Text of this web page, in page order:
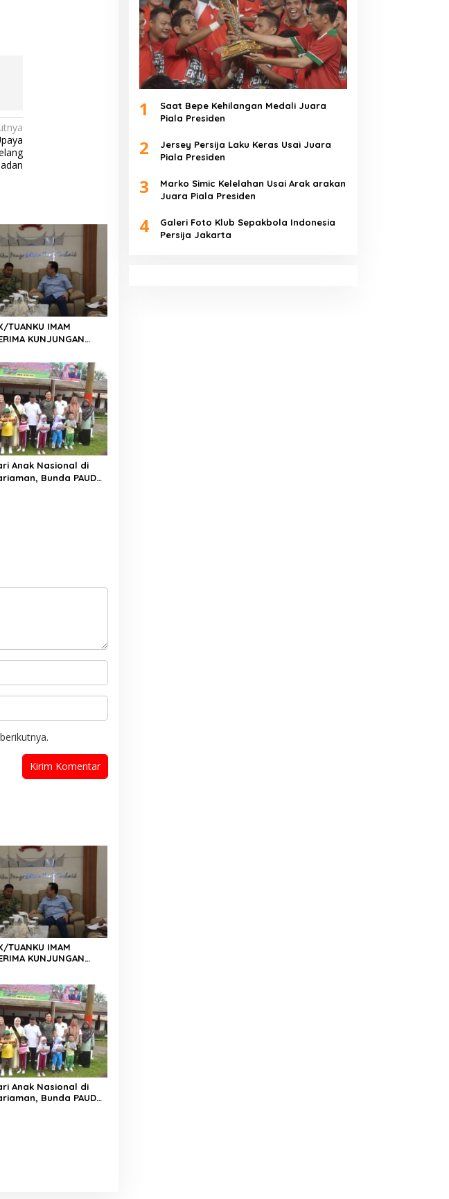
TUANKU IMAM
KUNJUNGAN
S.E., M.B.A., DI
Anak Nasional di
Bunda PAUD
TUANKU IMAM
KUNJUNGAN
Anak Nasional di
Bunda PAUD
1
Saat Bepe Kehilangan Medali Juara
Piala Presiden
2
Jersey Persija Laku Keras Usai Juara
Piala Presiden
3
Marko Simic Kelelahan Usai Arak arakan
Juara Piala Presiden
4
Galeri Foto Klub Sepakbola Indonesia
Persija Jakarta